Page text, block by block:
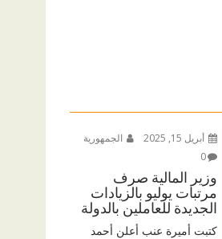
أبريل 15, 2025
الجمهورية
0
وزير المالية صرف
مرتبات يوليو بالزيادات
الجديدة للعاملين بالدولة
كتبت أميرة عنب أعلن أحمد